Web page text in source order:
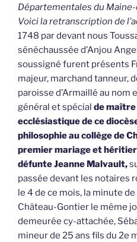
Départementales du
Voici la retranscription de
1748 par devant nous
sénéchaussée d’Anjou
soussigné furent présents
majeur, marchand tanneur,
paroisse d’Armaillé au nom
général et spécial de
ecclésiastique de ce
philosophie au collège de
premier mariage et
défunte Jeanne Malvault,
passée devant les notaires
le 4 de ce mois, la minute
Château-Gontier le même
demeurée cy-attachée,
mineur de 25 ans fils du 2e